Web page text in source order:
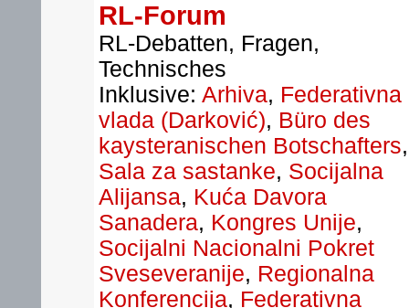
RL-Forum
RL-Debatten, Fragen,
Technisches
Inklusive: Arhiva, Federativna
vlada (Darković), Büro des
kaysteranischen Botschafters,
Sala za sastanke, Socijalna
Alijansa, Kuća Davora
Sanadera, Kongres Unije,
Socijalni Nacionalni Pokret
Sveseveranije, Regionalna
Konferencija, Federativna